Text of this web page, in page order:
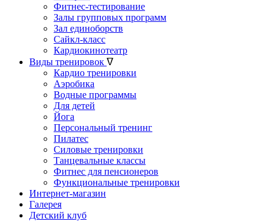
Фитнес-тестирование
Залы групповых программ
Зал единоборств
Сайкл-класс
Кардиокинотеатр
Виды тренировок ᐁ
Кардио тренировки
Аэробика
Водные программы
Для детей
Йога
Персональный тренинг
Пилатес
Силовые тренировки
Танцевальные классы
Фитнес для пенсионеров
Функциональные тренировки
Интернет-магазин
Галерея
Детский клуб